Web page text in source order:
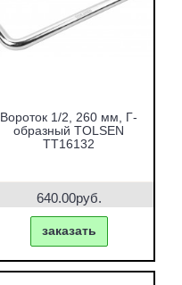
Вороток 1/2, 260 мм, Г-
образный TOLSEN
TT16132
640.00руб.
заказать